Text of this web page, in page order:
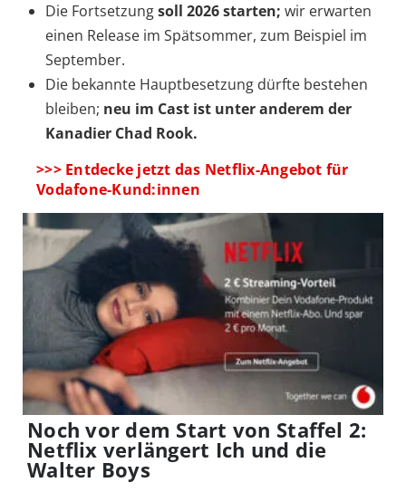
Die Fortsetzungsoll 2026 starten; wir erwarten
einen Release im Spätsommer, zum Beispiel im
September.
Die bekannte Hauptbesetzung dürfte bestehen
bleiben; neu im Cast ist unter anderem der
Kanadier Chad Rook.
>>> Entdecke jetzt das Netflix-Angebot für
Vodafone-Kund:innen
Noch vor dem Start von Staffel 2:
Netflix verlängert Ich und die
Walter Boys